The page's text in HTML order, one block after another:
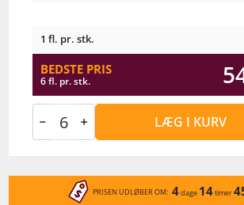
1 fl. pr. stk.
BEDSTE PRIS
6 fl. pr. stk.
LÆG I KURV
PRISEN UDLØBER OM: 4dage 14timer